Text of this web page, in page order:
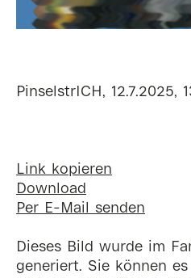
PinselstrICH, 12.7.2025,
Link kopieren
Download
Per E-Mail senden
Dieses Bild wurde im
generiert. Sie können